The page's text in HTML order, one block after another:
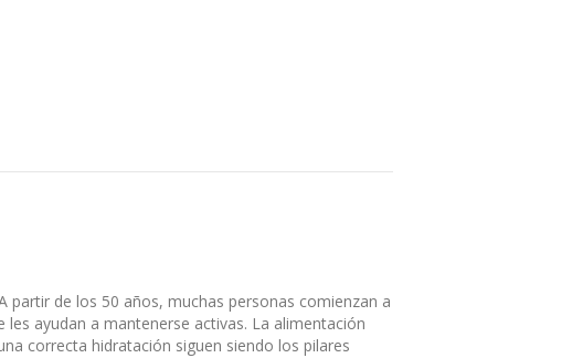
partir de los 50 años, muchas personas comienzan a
ayudan a mantenerse activas. La alimentación
correcta hidratación siguen siendo los pilares